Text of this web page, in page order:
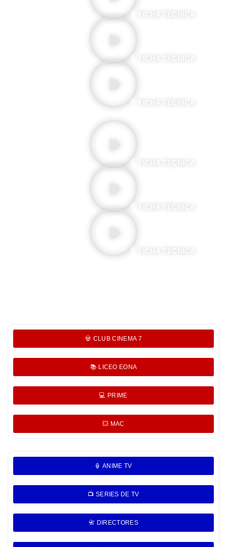
FICHA TÉCNICA
FICHA TÉCNICA
FICHA TÉCNICA
FICHA TÉCNICA
FICHA TÉCNICA
FICHA TÉCNICA
💀 CLUB CINEMA 7
📚 LICEO EONA
💻 PRIME
💥 MAC
🏮 ANIME TV
📺 SERIES DE TV
📇 DIRECTORES